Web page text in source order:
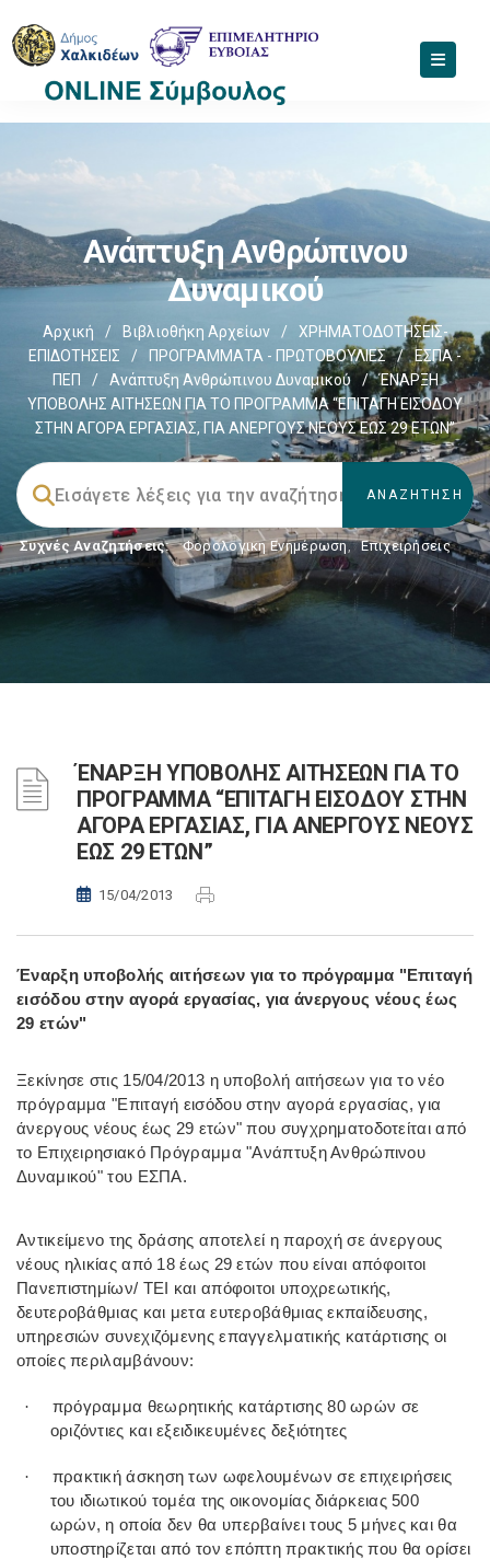
Ανάπτυξη Ανθρώπινου
Δυναμικού
Αρχική / Βιβλιοθήκη Αρχείων /
ΧΡΗΜΑΤΟΔΟΤΗΣΕΙΣ-
ΕΠΙΔΟΤΗΣΕΙΣ
/ ΠΡΟΓΡΑΜΜΑΤΑ - ΠΡΩΤΟΒΟΥΛΙΕΣ /
ΕΣΠΑ -
ΠΕΠ
/ Ανάπτυξη Ανθρώπινου Δυναμικού /
ΈΝΑΡΞΗ
ΥΠΟΒΟΛΗΣ ΑΙΤΗΣΕΩΝ ΓΙΑ ΤΟ ΠΡΟΓΡΑΜΜΑ “ΕΠΙΤΑΓΗ ΕΙΣΟΔΟΥ
ΣΤΗΝ ΑΓΟΡΑ ΕΡΓΑΣΙΑΣ, ΓΙΑ ΑΝΕΡΓΟΥΣ ΝΕΟΥΣ ΕΩΣ 29 ΕΤΩΝ”
Συχνές Αναζητήσεις: Φορολογικη Ενημέρωση, Επιχειρήσεις
ΈΝΑΡΞΗ ΥΠΟΒΟΛΗΣ ΑΙΤΗΣΕΩΝ ΓΙΑ ΤΟ
ΠΡΟΓΡΑΜΜΑ “ΕΠΙΤΑΓΗ ΕΙΣΟΔΟΥ ΣΤΗΝ
ΑΓΟΡΑ ΕΡΓΑΣΙΑΣ, ΓΙΑ ΑΝΕΡΓΟΥΣ ΝΕΟΥΣ
ΕΩΣ 29 ΕΤΩΝ”
15/04/2013
Έναρξη υποβολής αιτήσεων για το πρόγραμμα "Επιταγή
εισόδου στην αγορά εργασίας, για άνεργους νέους έως
29 ετών"
Ξεκίνησε στις 15/04/2013 η υποβολή αιτήσεων για το νέο
πρόγραμμα "Επιταγή εισόδου στην αγορά εργασίας, για
άνεργους νέους έως 29 ετών" που συγχρηματοδοτείται από
το Επιχειρησιακό Πρόγραμμα "Ανάπτυξη Ανθρώπινου
Δυναμικού" του ΕΣΠΑ.
Αντικείμενο της δράσης αποτελεί η παροχή σε άνεργους
νέους ηλικίας από 18 έως 29 ετών που είναι απόφοιτοι
Πανεπιστημίων/ ΤΕΙ και απόφοιτοι υποχρεωτικής,
δευτεροβάθμιας και μετα ευτεροβάθμιας εκπαίδευσης,
υπηρεσιών συνεχιζόμενης επαγγελματικής κατάρτισης οι
οποίες περιλαμβάνουν:
·
πρόγραμμα θεωρητικής κατάρτισης 80 ωρών σε
οριζόντιες και εξειδικευμένες δεξιότητες
·
πρακτική άσκηση των ωφελουμένων σε επιχειρήσεις
του ιδιωτικού τομέα της οικονομίας διάρκειας 500
ωρών, η οποία δεν θα υπερβαίνει τους 5 μήνες και θα
υποστηρίζεται από τον επόπτη πρακτικής που θα ορίσει